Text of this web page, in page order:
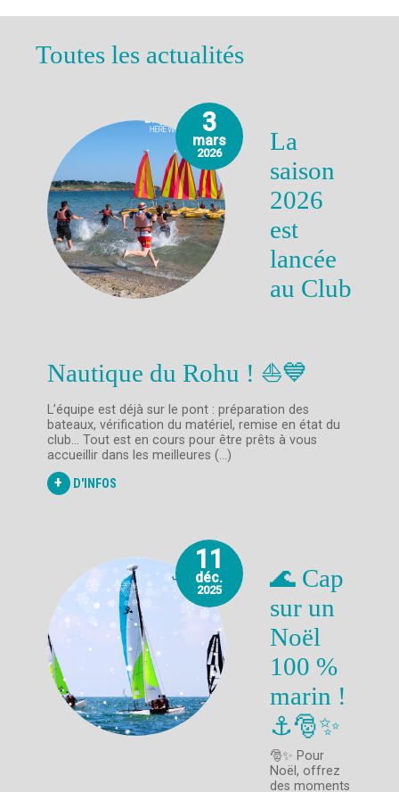
Toutes les actualités
3
mars
2026
La
saison
2026
est
lancée
au Club
Nautique du Rohu ! ⛵💙
L’équipe est déjà sur le pont : préparation des
bateaux, vérification du matériel, remise en état du
club… Tout est en cours pour être prêts à vous
accueillir dans les meilleures (...)
+ D'INFOS
11
déc.
2025
🌊 Cap
sur un
Noël
100 %
marin !
⚓🎅✨
🎅✨ Pour
Noël, offrez
des moments